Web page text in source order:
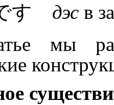
す дэс в
мы